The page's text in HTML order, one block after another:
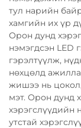
тул нарийн
хамгийн их үр
Орон дунд
нэмэгдсэн LED
гэрэлтүүлж,
нөхцөлд
жишээ нь
мэт. Орон дунд
хэрэгслүүдийн
утстай